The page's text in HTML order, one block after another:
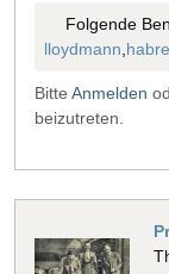
Folgende
lloydmann
Bitte Anmelden
beizutreten.